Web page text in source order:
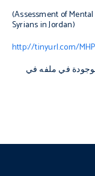
(Assessment of
Syrians in Jordan(
http://tinyurl.com/
في ملفه في